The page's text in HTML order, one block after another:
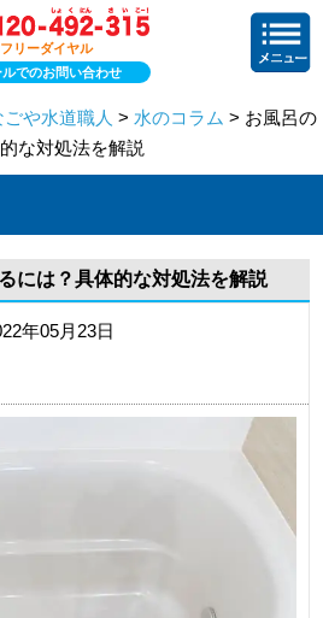
リーダイヤル
ルでのお問い合わせ
や水道職人 > 水のコラム > お風呂の
な対処法を解説
には？具体的な対処法を解説
年05月23日